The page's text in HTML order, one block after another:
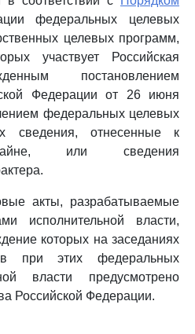
федеральных целевых
целевых программ,
участвует Российская
постановлением
Федерации от 26 июня
федеральных целевых
сведения, отнесенные к
тайне, или сведения
акты, разрабатываемые
исполнительной власти,
которых на заседаниях
при этих федеральных
власти предусмотрено
Российской Федерации.